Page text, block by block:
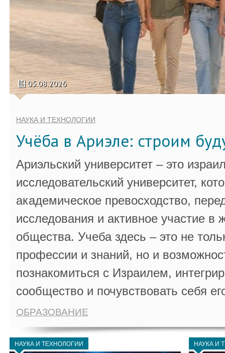
05.08.2026
НАУКА И ТЕХНОЛОГИИ
Учёба в Ариэле: строим
Ариэльский университет – это
исследовательский университет,
академическое превосходство,
исследования и активное участие в
общества. Учеба здесь – это не
профессии и знаний, но и
познакомиться с Израилем,
сообщество и почувствовать себя
ОБРАЗОВАНИЕ
НАУКА И ТЕХНОЛОГИИ НАУКА И